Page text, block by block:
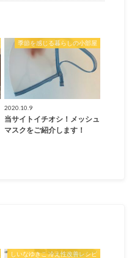
季節を感じる暮らしの小部屋
2020.10.9
当サイトイチオシ！メッシュ
マスクをご紹介します！
しいなゆきこ 冷え性改善レシピ